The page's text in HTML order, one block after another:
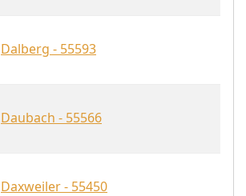
Dalberg - 55593
Daubach - 55566
Daxweiler - 55450